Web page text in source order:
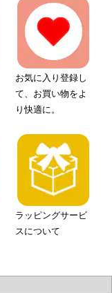
お気に入り登録し
て、お買い物をよ
り快適に。
ラッピングサービ
スについて